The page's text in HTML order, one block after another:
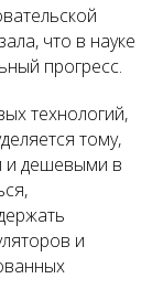
что в науке
прогресс.
технологий,
тому,
и дешевыми в
и